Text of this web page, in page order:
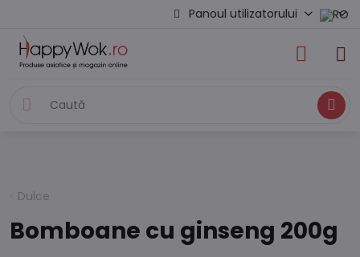
Panoul utilizatorului
Caută
Dulce
Bomboane cu ginseng 200g